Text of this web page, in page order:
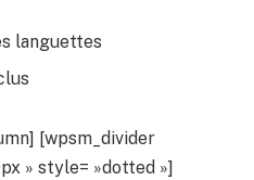
languettes
[wpsm_divider
» style= »dotted »]